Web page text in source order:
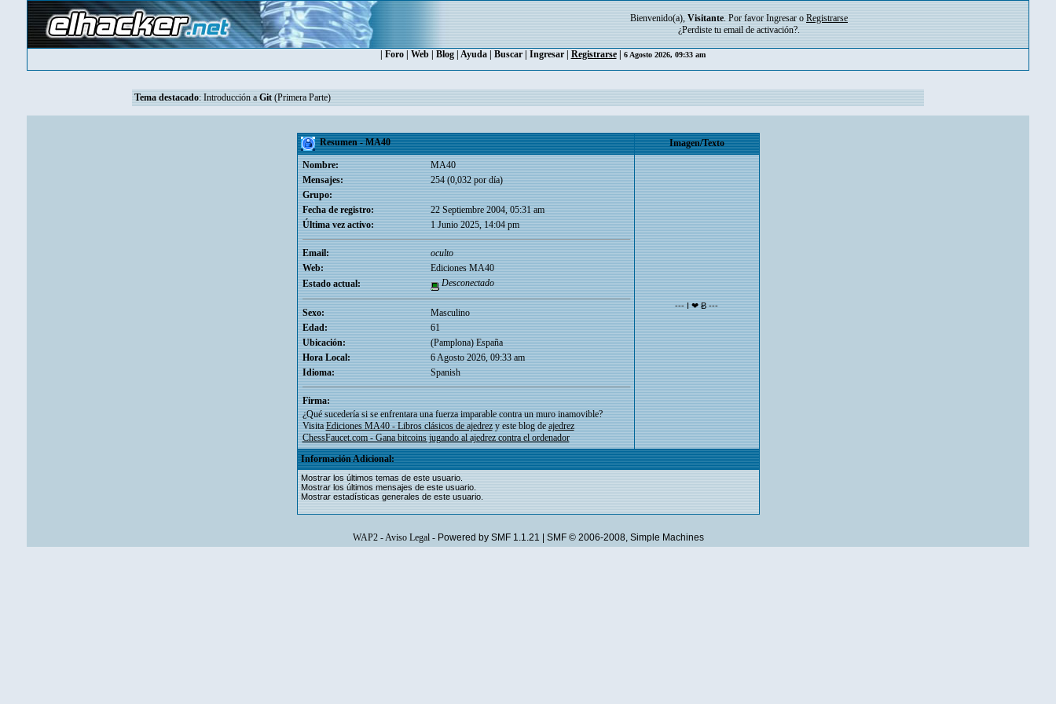
Bienvenido(a), Visitante. Por favor Ingresar o Registrarse
¿Perdiste tu email de activación?.
Foro| Web| Blog| Ayuda| Buscar| Ingresar| Registrarse| 6 Agosto 2026, 09:33 am
Tema destacado: Introducción a Git (Primera Parte)
Resumen - MA40
Imagen/Texto
Nombre:
MA40
Mensajes:
254 (0,032 por día)
Grupo:
Fecha de registro:
22 Septiembre 2004, 05:31 am
Última vez activo:
1 Junio 2025, 14:04 pm
Email:
oculto
Web:
Ediciones MA40
Estado actual:
Desconectado
Sexo:
Masculino
Edad:
61
Ubicación:
(Pamplona) España
Hora Local:
6 Agosto 2026, 09:33 am
Idioma:
Spanish
Firma:
¿Qué sucedería si se enfrentara una fuerza imparable contra un muro inamovible?
VisitaEdiciones MA40 - Libros clásicos de ajedrezy este blog deajedrez
ChessFaucet.com - Gana bitcoins jugando al ajedrez contra el ordenador
--- I ❤ Ƀ ---
Información Adicional:
Mostrar los últimos temas de este usuario.
Mostrar los últimos mensajes de este usuario.
Mostrar estadísticas generales de este usuario.
WAP2-Aviso Legal- Powered by SMF 1.1.21 SMF © 2006-2008, Simple Machines